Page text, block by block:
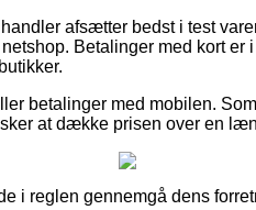
afsætter bedst i test
Betalinger med kort er
betalinger med mobilen.
at dække prisen over en
i reglen gennemgå dens